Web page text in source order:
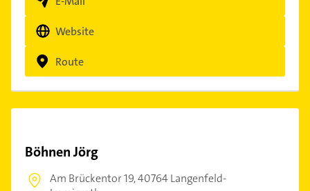
Website
Route
Böhnen Jörg
Am Brückentor 19,40764 Langenfeld-